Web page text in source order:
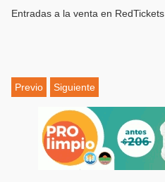
Entradas a la venta en RedTickets
Previo Siguiente